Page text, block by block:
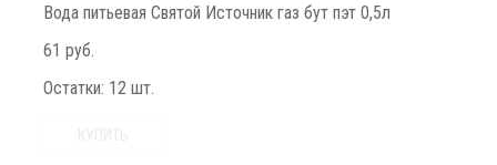
Вода питьевая Святой Источник газ бут пэт 0,5л
61 руб.
Остатки: 12 шт.